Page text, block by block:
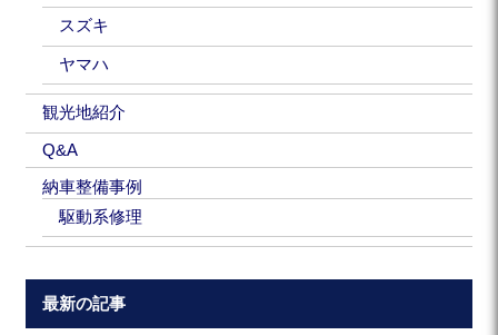
スズキ
ヤマハ
観光地紹介
Q&A
納車整備事例
駆動系修理
最新の記事